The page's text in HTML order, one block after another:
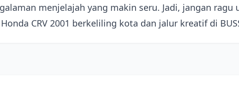
menjelajah yang makin seru. Jadi, jangan ragu
CRV 2001 berkeliling kota dan jalur kreatif di